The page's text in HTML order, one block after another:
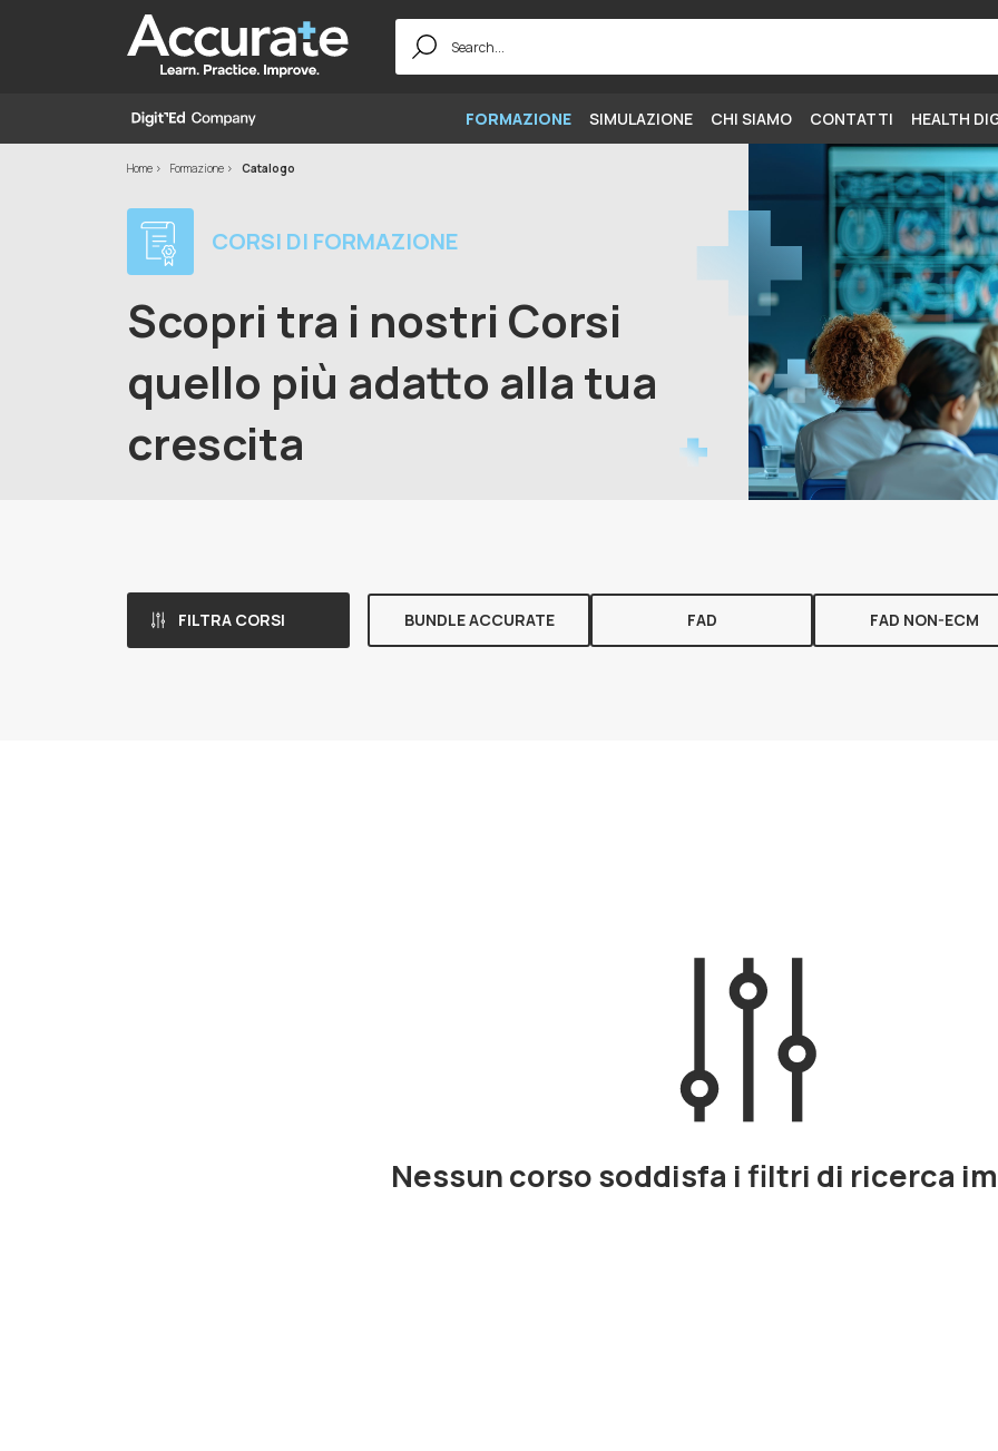
Search
for:
FORMAZIONE SIMULAZIONE CHI SIAMO CONTATTI HEALTH
Home Formazione Catalogo
CORSI DI FORMAZIONE
Scopri tra i nostri Corsi
quello più adatto alla tua
crescita
FILTRA CORSI BUNDLE ACCURATE FAD FAD NON-ECM
Nessun corso soddisfa i filtri di ricerca